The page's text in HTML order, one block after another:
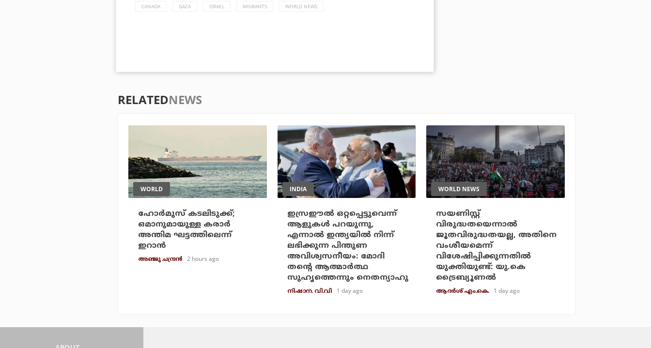
CANADA GAZA ISRAEL MIGRANTS WORLD NEWS
RELATEDNEWS
WORLD
ഹോര്‍മുസ് കടലിടുക്ക്;
ഒമാനുമായുള്ള കരാര്‍
അന്തിമ ഘട്ടത്തിലെന്ന്
ഇറാന്‍
അഞ്ജു ചന്ദ്രന്‍ 2 hours ago
INDIA
ഇസ്രഈല്‍ ഒറ്റപ്പെട്ടുവെന്ന്
ആളുകള്‍ പറയുന്നു,
എന്നാല്‍ ഇന്ത്യയില്‍ നിന്ന്
ലഭിക്കുന്ന പിന്തുണ
അവിശ്വസനീയം: മോദി
തന്റെ ആത്മാര്‍ത്ഥ
സുഹൃത്തെന്നും നെതന്യാഹു
നിഷാന. വി.വി 1 day ago
WORLD NEWS
സയണിസ്റ്റ്
വിരുദ്ധതയെന്നാല്‍
ജൂതവിരുദ്ധതയല്ല, അതിനെ
വംശീയമെന്ന്
വിശേഷിപ്പിക്കുന്നതില്‍
യുക്തിയുണ്ട്: യു.കെ
ട്രൈബ്യൂണല്‍
ആദർശ് എം.കെ. 1 day ago